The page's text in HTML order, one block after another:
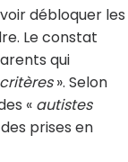
débloquer les
Le constat
qui
». Selon
« autistes
prises en